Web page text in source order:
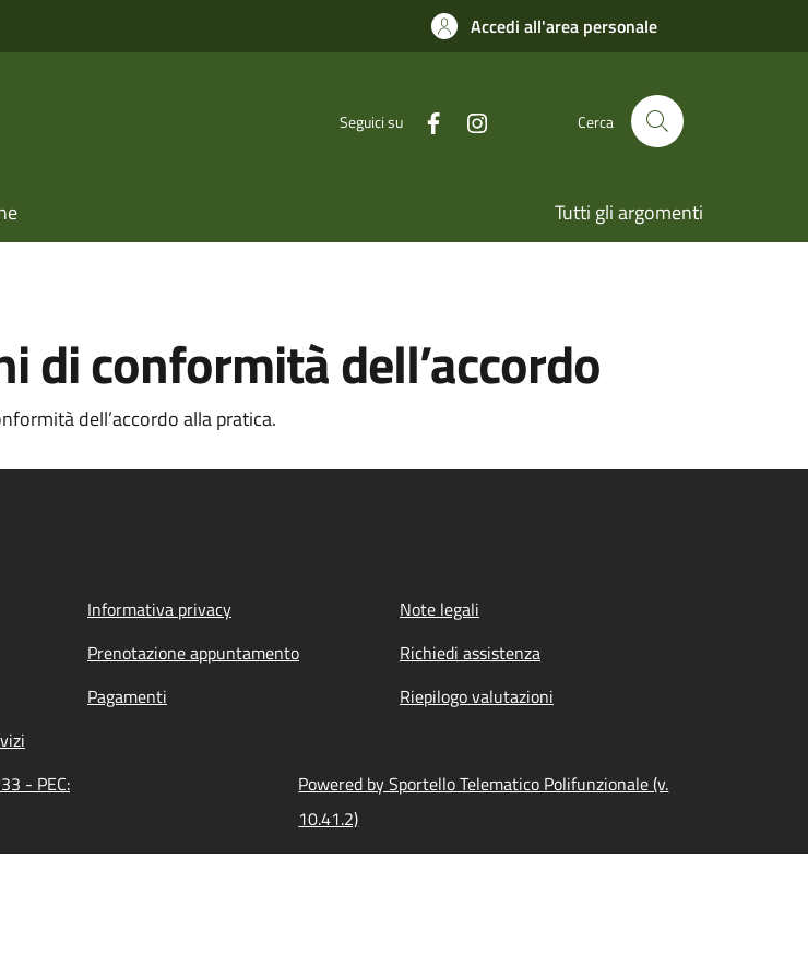
Accedi all'area personale
Seguici su Cerca
Tutti gli argomenti
di conformità dell’accordo
dell’accordo alla pratica.
Informativa privacy
Note legali
Prenotazione appuntamento
Richiedi assistenza
Pagamenti
Riepilogo valutazioni
- PEC:
Powered by Sportello Telematico Polifunzionale (v.
10.41.2)